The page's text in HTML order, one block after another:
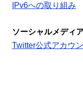
IPv6への取り組み
ソーシャルメディ
Twitter公式アカウ